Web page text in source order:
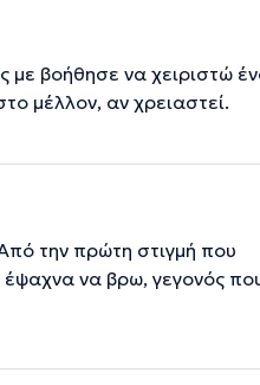
με βοήθησε να χειριστώ
μέλλον, αν χρειαστεί.
την πρώτη στιγμή που
να βρω, γεγονός